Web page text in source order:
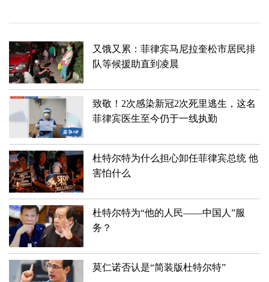
又饿又累：菲律宾马尼拉奎松市居民排
队等候援助直到凌晨
致敬！2次感染新冠2次死里逃生，这名
菲律宾医生至今仍于一线执勤
杜特尔特为什么担心卸任菲律宾总统 他
害怕什么
杜特尔特为“他的人民——中国人”服
务？
莫仁诺否认是“简装版杜特尔特”